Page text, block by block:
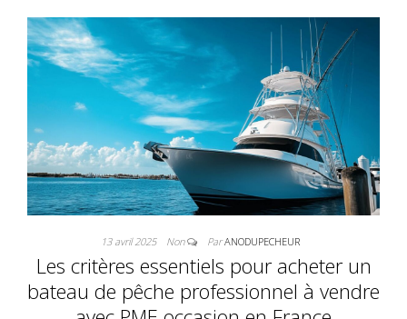
13 avril 2025 Non ParANODUPECHEUR
Les critères essentiels pour acheter un
bateau de pêche professionnel à vendre